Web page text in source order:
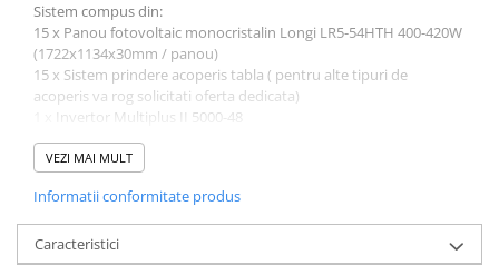
Sistem compus din:
15 x Panou fotovoltaic monocristalin Longi LR5-54HTH 400-420W
(1722x1134x30mm / panou)
15 x Sistem prindere acoperis tabla ( pentru alte tipuri de
acoperis va rog solicitati oferta dedicata)
Invertor Multiplus II 5000-48
1 xController MPPT Victron 250/100
1 xCerbo GX
1 x Set cabluri comunicatie Victron
3 x Dyness B3 Modul de baterie LiFePO4 48V 75Ah/3.6KWh
1 xIntrerupator general alimentare DC
VEZI MAI MULT
Informatii conformitate produs
Caracteristici